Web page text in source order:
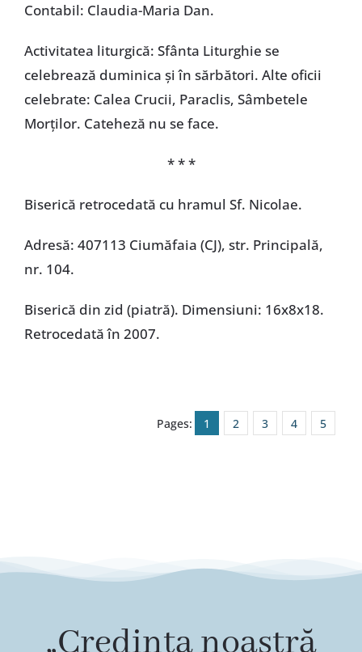
Contabil: Claudia-Maria Dan.
Activitatea liturgică: Sfânta Liturghie se
celebrează duminica și în sărbători. Alte oficii
celebrate: Calea Crucii, Paraclis, Sâmbetele
Morților. Cateheză nu se face.
* * *
Biserică retrocedată cu hramul Sf. Nicolae.
Adresă: 407113 Ciumăfaia (CJ), str. Principală,
nr. 104.
Biserică din zid (piatră). Dimensiuni: 16x8x18.
Retrocedată în 2007.
Pages: 1 2 3 4 5